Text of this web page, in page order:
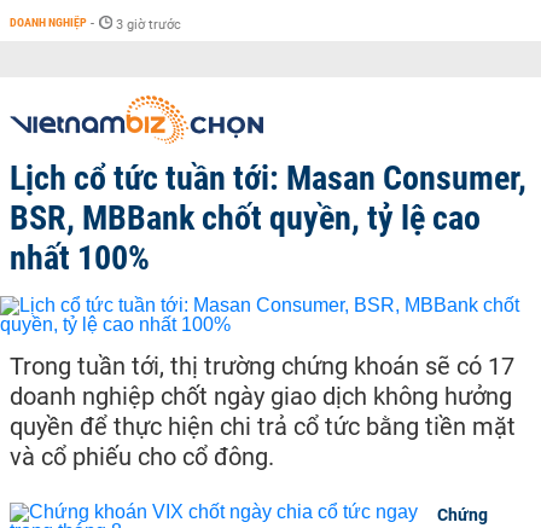
DOANH NGHIỆP - 3 giờ trước
Lịch cổ tức tuần tới: Masan Consumer,
BSR, MBBank chốt quyền, tỷ lệ cao
nhất 100%
Trong tuần tới, thị trường chứng khoán sẽ có 17
doanh nghiệp chốt ngày giao dịch không hưởng
quyền để thực hiện chi trả cổ tức bằng tiền mặt
và cổ phiếu cho cổ đông.
Chứng